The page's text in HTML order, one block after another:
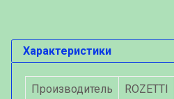
Характеристики
Производитель ROZETTI